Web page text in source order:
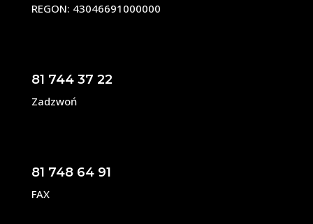
REGON: 43046691000000
81 744 37 22
Zadzwoń
81 748 64 91
FAX